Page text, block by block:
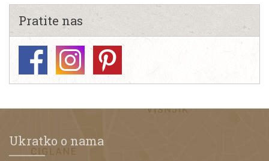
Pratite nas
Ukratko o nama